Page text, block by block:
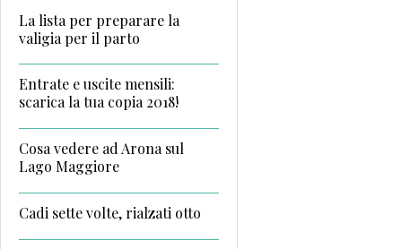
La lista per preparare la
valigia per il parto
Entrate e uscite mensili:
scarica la tua copia 2018!
Cosa vedere ad Arona sul
Lago Maggiore
Cadi sette volte, rialzati otto